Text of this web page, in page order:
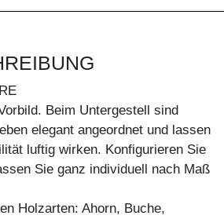
Beim Untergestell sind
elegant angeordnet und lassen
luftig wirken. Konfigurieren Sie
Sie ganz individuell nach Maß
Holzarten: Ahorn, Buche,